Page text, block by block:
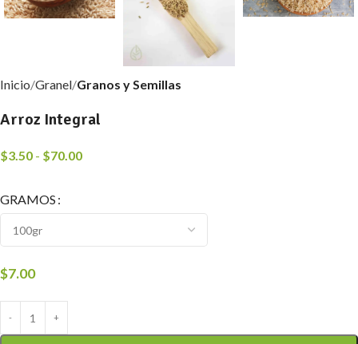
Inicio Granel Granos y Semillas
Arroz Integral
$3.50 - $70.00
GRAMOS
$7.00